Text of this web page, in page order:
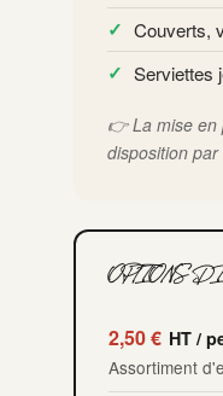
Couverts,
Serviettes
👉 La mise
disposition par
OPTIONS
2,50 € HT /
Assortiment